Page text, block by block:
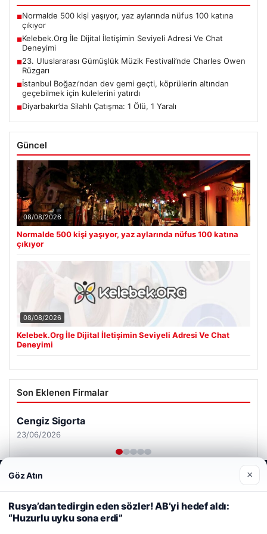
■Normalde 500 kişi yaşıyor, yaz aylarında nüfus 100 katına
çıkıyor
■Kelebek.Org İle Dijital İletişimin Seviyeli Adresi Ve Chat
Deneyimi
■23. Uluslararası Gümüşlük Müzik Festivali’nde Charles Owen
Rüzgarı
■İstanbul Boğazı’ndan dev gemi geçti, köprülerin altından
geçebilmek için kulelerini yatırdı
■Diyarbakır’da Silahlı Çatışma: 1 Ölü, 1 Yaralı
Güncel
08/08/2026
Normalde 500 kişi yaşıyor, yaz aylarında nüfus 100 katına
çıkıyor
08/08/2026
Kelebek.Org İle Dijital İletişimin Seviyeli Adresi Ve Chat
Deneyimi
Son Eklenen Firmalar
Cengiz Sigorta
23/06/2026
Web sitemizi nasıl kullandığınızı daha iyi anlayabilmek,
deneyiminizi kişiselleştirmek ve geliştirmek amacıyla çerezler
kullanıyoruz. Çerez Politikamız
Reddet Kabul Et
Göz Atın ×
Rusya’dan tedirgin eden sözler! AB’yi hedef aldı:
“Huzurlu uyku sona erdi”